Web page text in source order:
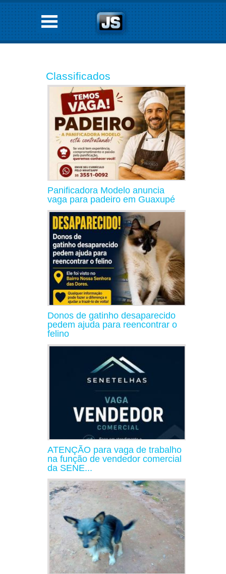
Classificados
Panificadora Modelo anuncia
vaga para padeiro em Guaxupé
Donos de gatinho desaparecido
pedem ajuda para reencontrar o
felino
ATENÇÃO para vaga de trabalho
na função de vendedor comercial
da SENE...